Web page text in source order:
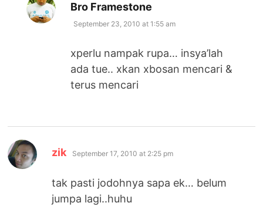
Bro Framestone
September 23, 2010 at 1:55 am
xperlu nampak rupa… insya’lah
ada tue.. xkan xbosan mencari &
terus mencari
zik says:
September 17, 2010 at 2:25 pm
tak pasti jodohnya sapa ek… belum
jumpa lagi..huhu